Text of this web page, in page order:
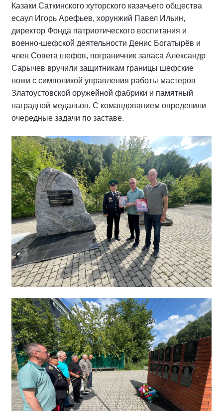
Казаки Саткинского хуторского казачьего общества
есаул Игорь Арефьев, хорунжий Павел Ильин,
директор Фонда патриотического воспитания и
военно-шефской деятельности Денис Богатырёв и
член Совета шефов, пограничник запаса Александр
Сарычев вручили защитникам границы шефские
ножи с символикой управления работы мастеров
Златоустовской оружейной фабрики и памятный
наградной медальон. С командованием определили
очередные задачи по заставе.